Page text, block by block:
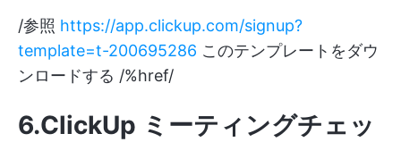
/参照 https://app.clickup.com/signup?
template=t-200695286 このテンプレートをダウ
ンロードする /%href/
6.ClickUp ミーティングチェッ